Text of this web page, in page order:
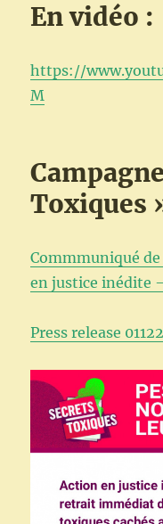
En vidéo :
https://
M
Toxiques
Commmuniqué
en justice inédite
Press release